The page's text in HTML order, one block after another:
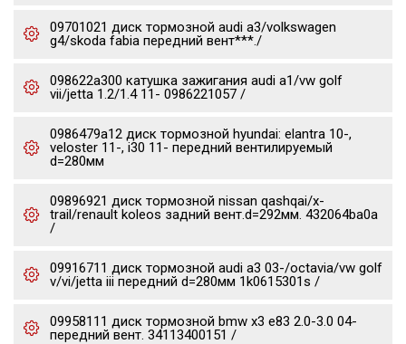
09701021 диск тормозной audi a3/volkswagen
g4/skoda fabia передний вент***./
098622a300 катушка зажигания audi a1/vw golf
vii/jetta 1.2/1.4 11- 0986221057 /
0986479a12 диск тормозной hyundai: elantra 10-,
veloster 11-, i30 11- передний вентилируемый
d=280мм
09896921 диск тормозной nissan qashqai/x-
trail/renault koleos задний вент.d=292мм. 432064ba0a
/
09916711 диск тормозной audi a3 03-/octavia/vw golf
v/vi/jetta iii передний d=280мм 1k0615301s /
09958111 диск тормозной bmw x3 e83 2.0-3.0 04-
передний вент. 34113400151 /